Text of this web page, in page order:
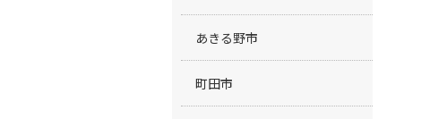
あきる野市
町田市